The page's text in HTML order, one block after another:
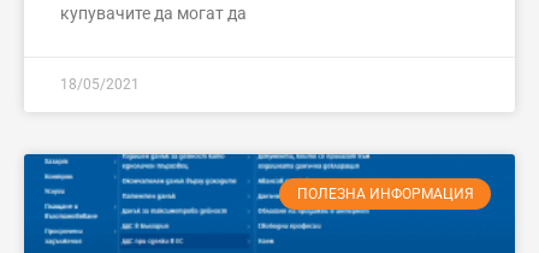
купувачите да могат да
18/05/2021
ПОЛЕЗНА ИНФОРМАЦИЯ